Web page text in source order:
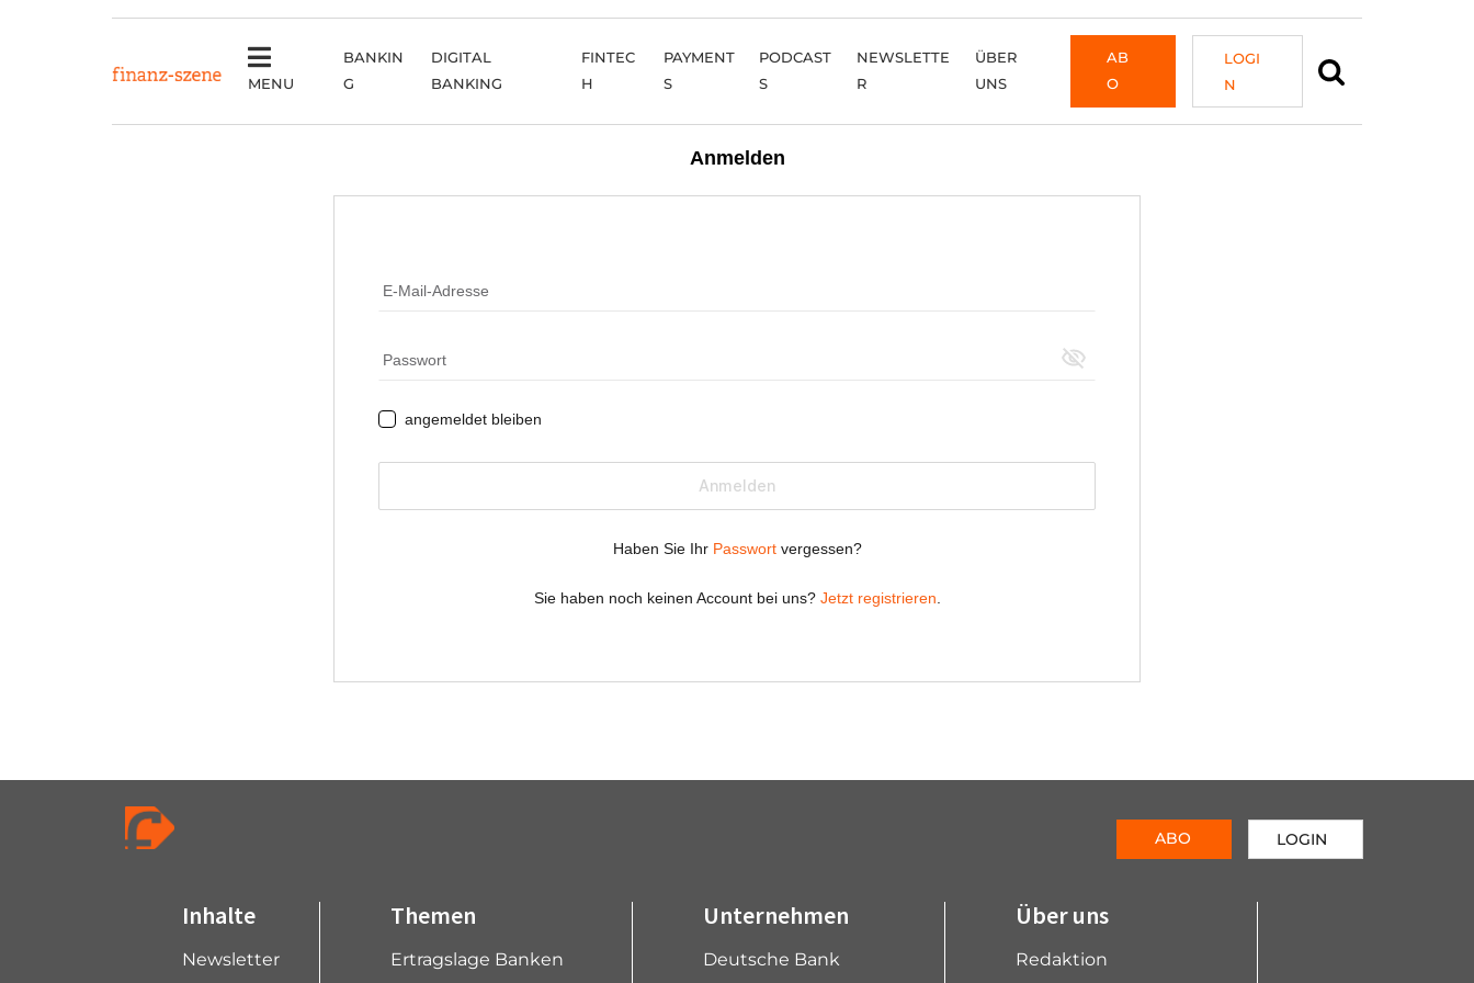
MENU
BANKIN
G
DIGITAL
BANKING
FINTEC
H
PAYMENT
S
PODCAST
S
NEWSLETTE
R
ÜBER
UNS
AB
O
LOGI
N
Inhalte
Newsletter
Themen
Ertragslage Banken
Unternehmen
Deutsche Bank
Über uns
Redaktion
ABO LOGIN